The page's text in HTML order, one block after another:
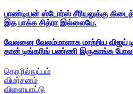
பாண்டியன் ஸ்டோர்ஸ் சீரியலுக்கு
இத பாக்க சித்ரா இல்லையே.
வேலனை வேலம்மாளாக மாற்றிய விஜய்
தான் டிங்கரிங் பண்ணி இருகாங்க
தொழில்நுட்பம்
விமர்சனம்
விளையாட்டு